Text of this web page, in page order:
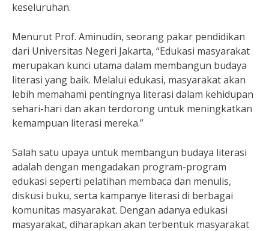
keseluruhan.
Menurut Prof. Aminudin, seorang pakar pendidikan
dari Universitas Negeri Jakarta, “Edukasi masyarakat
merupakan kunci utama dalam membangun budaya
literasi yang baik. Melalui edukasi, masyarakat akan
lebih memahami pentingnya literasi dalam kehidupan
sehari-hari dan akan terdorong untuk meningkatkan
kemampuan literasi mereka.”
Salah satu upaya untuk membangun budaya literasi
adalah dengan mengadakan program-program
edukasi seperti pelatihan membaca dan menulis,
diskusi buku, serta kampanye literasi di berbagai
komunitas masyarakat. Dengan adanya edukasi
masyarakat, diharapkan akan terbentuk masyarakat